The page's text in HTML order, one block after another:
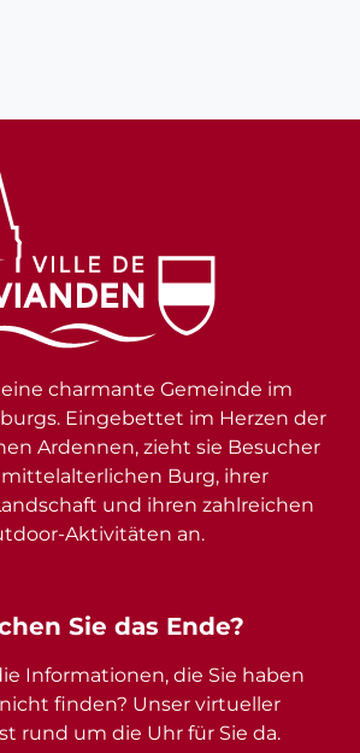
Sie das Ende?
Informationen, die Sie haben
finden? Unser virtueller
rund um die Uhr für Sie da.
charmante Gemeinde im
Eingebettet im Herzen der
Ardennen, zieht sie Besucher
Burg, ihrer
und ihren zahlreichen
Aktivitäten an.